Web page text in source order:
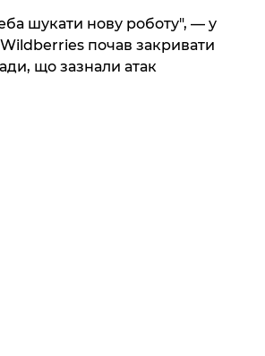
шукати нову роботу", — у
почав закривати
що зазнали атак